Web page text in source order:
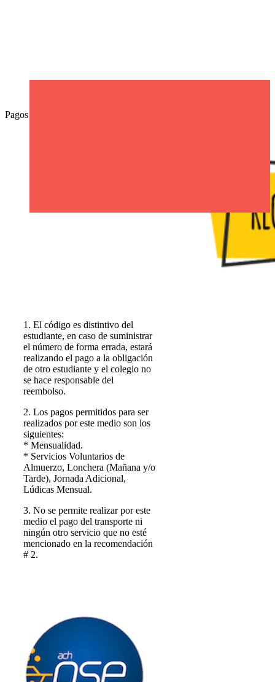
Pagos Online
1. El código es distintivo del
estudiante, en caso de suministrar
el número de forma errada, estará
realizando el pago a la obligación
de otro estudiante y el colegio no
se hace responsable del
reembolso.
2. Los pagos permitidos para ser
realizados por este medio son los
siguientes:
* Mensualidad.
* Servicios Voluntarios de
Almuerzo, Lonchera (Mañana y/o
Tarde), Jornada Adicional,
Lúdicas Mensual.
3. No se permite realizar por este
medio el pago del transporte ni
ningún otro servicio que no esté
mencionado en la recomendación
# 2.